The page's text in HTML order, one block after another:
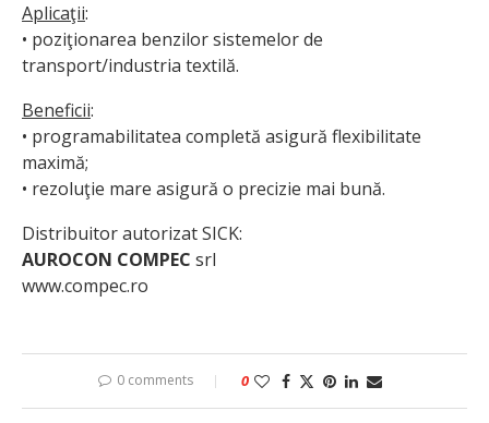
Aplicaţii:
• poziţionarea benzilor sistemelor de
transport/industria textilă.
Beneficii:
• programabilitatea completă asigură flexibilitate
maximă;
• rezoluţie mare asigură o precizie mai bună.
Distribuitor autorizat SICK:
AUROCON COMPEC srl
www.compec.ro
0 comments 0